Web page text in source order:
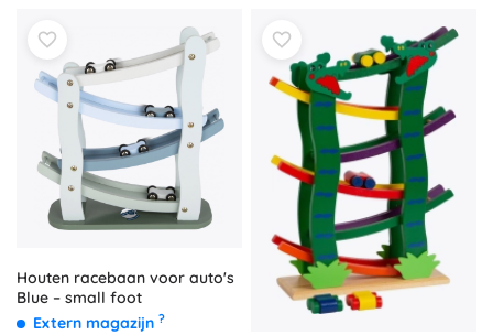
Houten racebaan voor auto's
Blue – small foot
Extern magazijn ?